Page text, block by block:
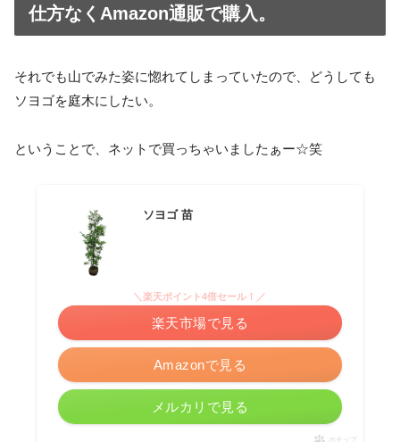
仕方なくAmazon通販で購入。
それでも山でみた姿に惚れてしまっていたので、どうしても
ソヨゴを庭木にしたい。
ということで、ネットで買っちゃいましたぁー☆笑
ソヨゴ 苗
Amazonで見る
＼楽天ポイント4倍セール！／
楽天市場で見る
メルカリで見る
ポチップ